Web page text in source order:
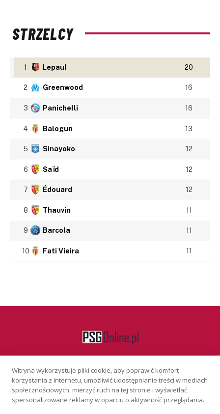
STRZELCY
1 Lepaul 20
2 Greenwood 16
3 Panichelli 16
4 Balogun 13
5 Sinayoko 12
6 Saïd 12
7 Édouard 12
8 Thauvin 11
9 Barcola 11
10 Fati Vieira 11
Facebook
KONTAKT REKLAMA POLITYKA PRYWATNOŚCI
Witryna wykorzystuje pliki cookie, aby poprawić komfort
korzystania z Internetu, umożliwić udostępnianie treści w mediach
społecznościowych, mierzyć ruch na tej stronie i wyświetlać
spersonalizowane reklamy w oparciu o aktywność przeglądania.